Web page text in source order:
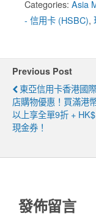
Categories: Asia
- 信用卡 (HSBC),
Previous Post
東亞信用卡香港國
店購物優惠！買滿港
以上享全單9折 +
現金券！
發佈留言